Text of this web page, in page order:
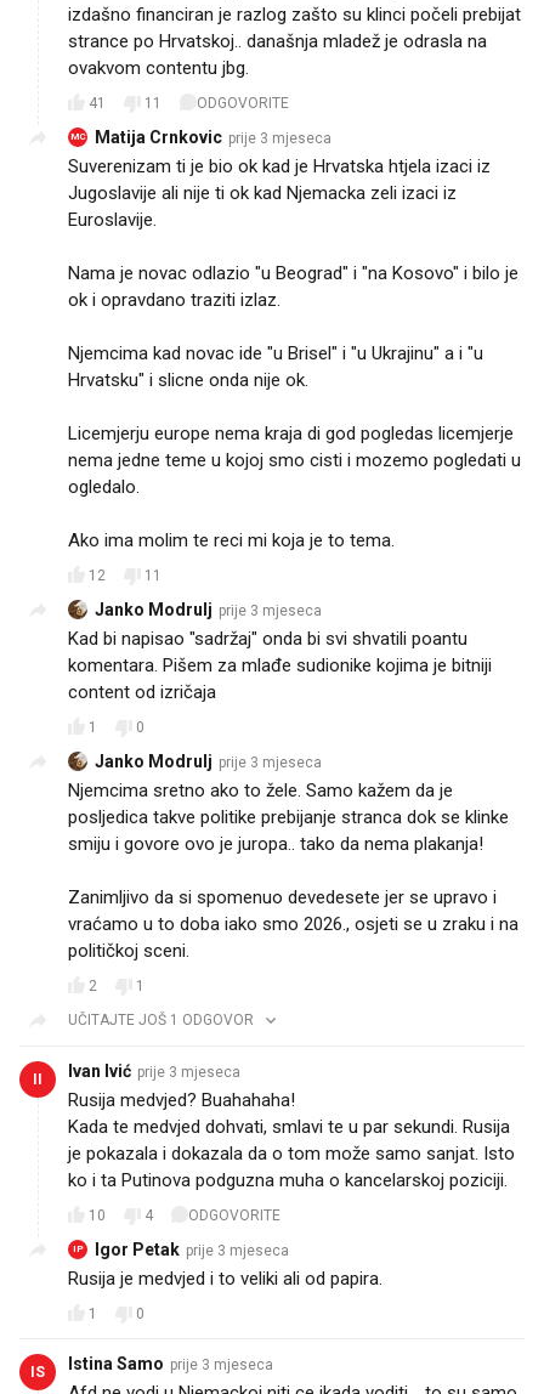
izdašno financiran je razlog zašto su klinci počeli prebijat
strance po Hrvatskoj.. današnja mladež je odrasla na
ovakvom contentu jbg.
41 11 ODGOVORITE
MC Matija Crnkovic prije 3 mjeseca
Suverenizam ti je bio ok kad je Hrvatska htjela izaci iz
Jugoslavije ali nije ti ok kad Njemacka zeli izaci iz
Euroslavije.
Nama je novac odlazio "u Beograd" i "na Kosovo" i bilo je
ok i opravdano traziti izlaz.
Njemcima kad novac ide "u Brisel" i "u Ukrajinu" a i "u
Hrvatsku" i slicne onda nije ok.
Licemjerju europe nema kraja di god pogledas licemjerje
nema jedne teme u kojoj smo cisti i mozemo pogledati u
ogledalo.
Ako ima molim te reci mi koja je to tema.
12 11
Janko Modrulj prije 3 mjeseca
Kad bi napisao "sadržaj" onda bi svi shvatili poantu
komentara. Pišem za mlađe sudionike kojima je bitniji
content od izričaja 💅
1 0
Janko Modrulj prije 3 mjeseca
Njemcima sretno ako to žele. Samo kažem da je
posljedica takve politike prebijanje stranca dok se klinke
smiju i govore ovo je juropa.. tako da nema plakanja!
Zanimljivo da si spomenuo devedesete jer se upravo i
vraćamo u to doba iako smo 2026., osjeti se u zraku i na
političkoj sceni.
2
1
UČITAJTE JOŠ 1 ODGOVOR
II Ivan Ivić prije 3 mjeseca
Rusija medvjed? Buahahaha!
Kada te medvjed dohvati, smlavi te u par sekundi. Rusija
je pokazala i dokazala da o tom može samo sanjat. Isto
ko i ta Putinova podguzna muha o kancelarskoj poziciji.
10 4 ODGOVORITE
IP Igor Petak prije 3 mjeseca
Rusija je medvjed i to veliki ali od papira.
1 0
IS Istina Samo prije 3 mjeseca